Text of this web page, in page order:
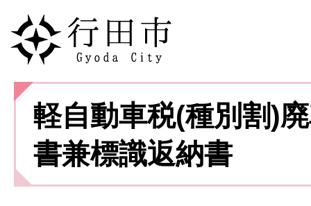
軽自動車税(種別割)
書兼標識返納書